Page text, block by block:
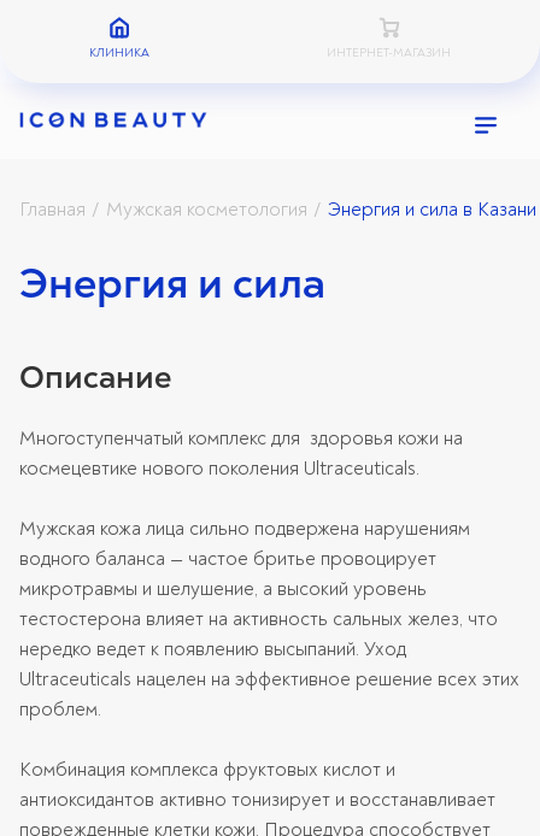
КЛИНИКА ИНТЕРНЕТ-МАГАЗИН
Главная / Мужская косметология / Энергия и сила в Казани
Энергия и сила
Описание
Многоступенчатый комплекс для здоровья кожи на
космецевтике нового поколения Ultraceuticals.
Мужская кожа лица сильно подвержена нарушениям
водного баланса — частое бритье провоцирует
микротравмы и шелушение, а высокий уровень
тестостерона влияет на активность сальных желез, что
нередко ведет к появлению высыпаний. Уход
Ultraceuticals нацелен на эффективное решение всех этих
проблем.
Комбинация комплекса фруктовых кислот и
антиоксидантов активно тонизирует и восстанавливает
поврежденные клетки кожи. Процедура способствует